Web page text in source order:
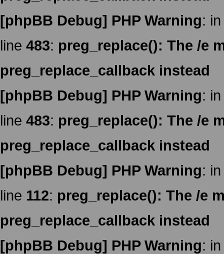
[phpBB Debug] PHP Warning:
line 483: preg_replace(): The /e
preg_replace_callback instead
[phpBB Debug] PHP Warning:
line 483: preg_replace(): The /e
preg_replace_callback instead
[phpBB Debug] PHP Warning:
line 112: preg_replace(): The /e
preg_replace_callback instead
[phpBB Debug] PHP Warning: